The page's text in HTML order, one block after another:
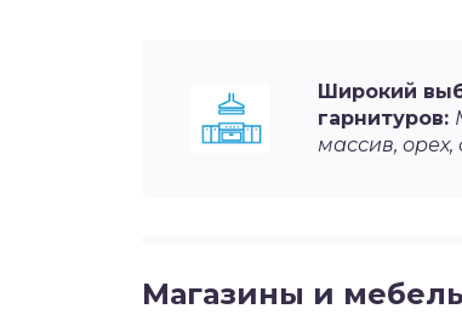
Широкий
гарнитуров:
массив, орех,
Магазины и